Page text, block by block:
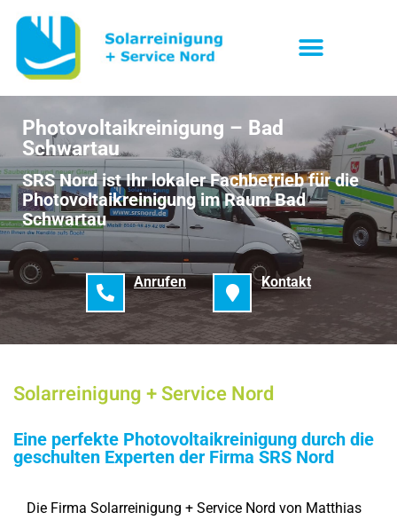
Photovoltaikreinigung – Bad
Schwartau
SRS Nord ist Ihr lokaler Fachbetrieb für die
Photovoltaikreinigung im Raum Bad
Schwartau
Anrufen Kontakt
Solarreinigung + Service Nord
Eine perfekte Photovoltaikreinigung durch die
geschulten Experten der Firma SRS Nord
Die Firma Solarreinigung + Service Nord von Matthias